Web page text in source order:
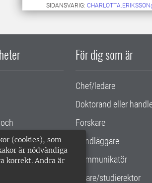
(cookies), som
är nödvändiga
korrekt. Andra är
SIDANSVARIG:
För dig som är
Chef/ledare
Doktorand eller
Forskare
Handläggare
Kommunikatör
Lärare/studierektor